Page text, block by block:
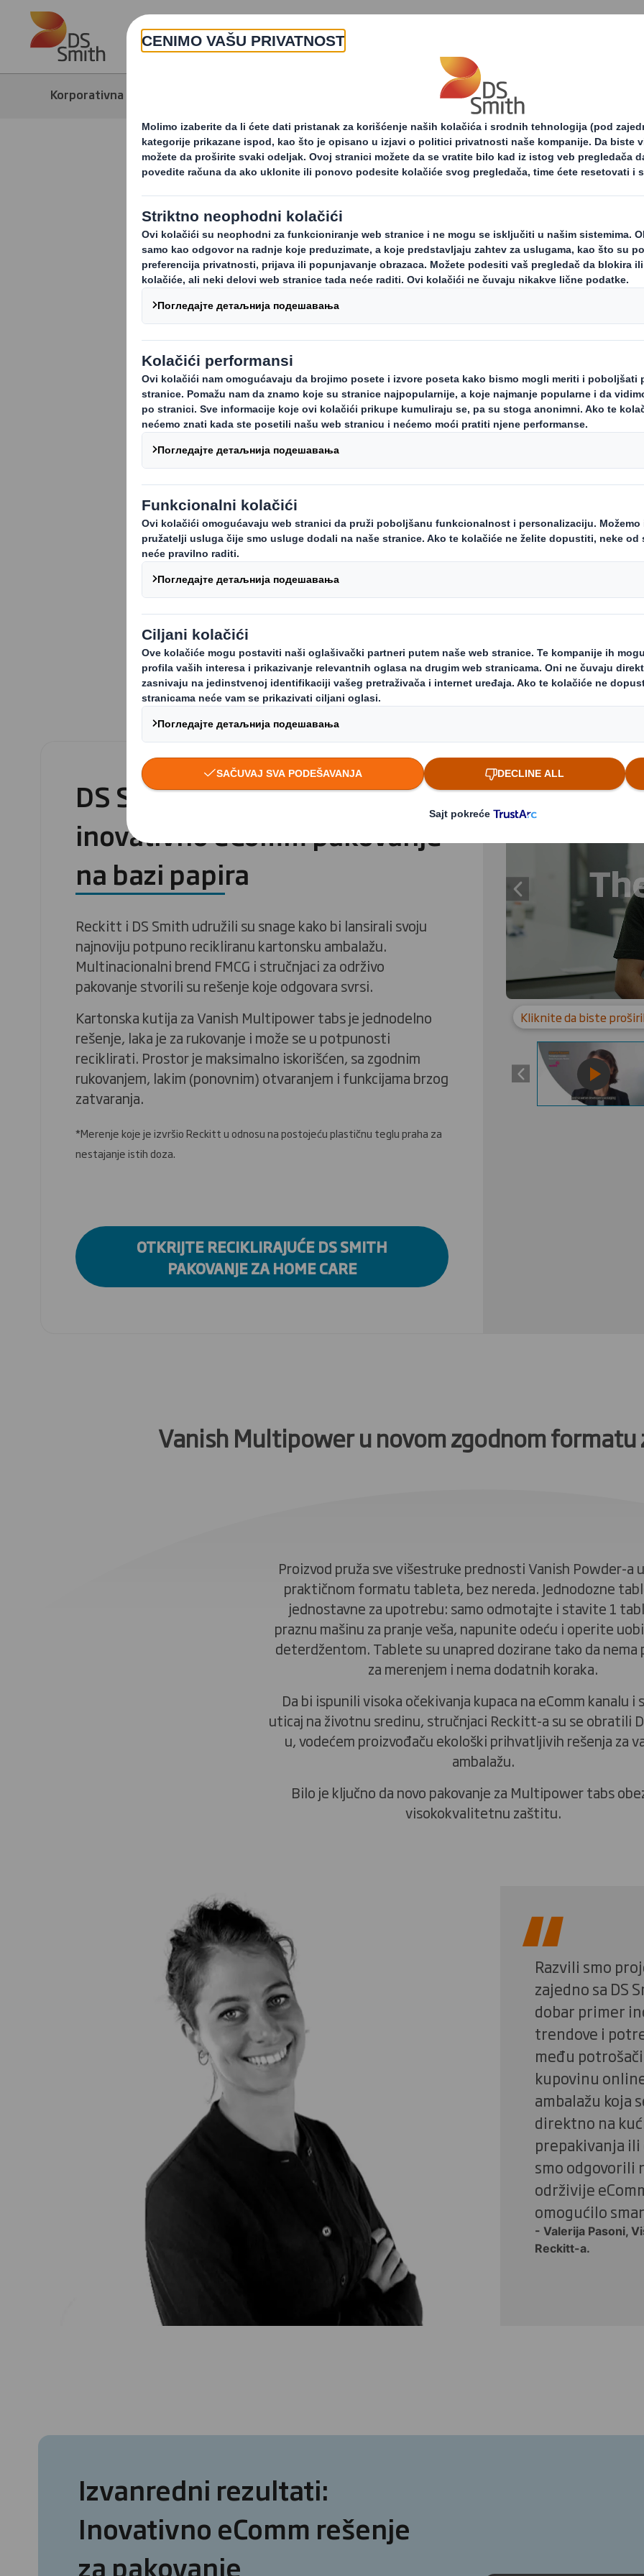
Skip to main content
O nama
Korporativna strana Vesti i saopštenja za štampu Reckitt SR
Otkrijte Vanish Oxi Action
DS Smith i Reckitt razvili
inovativno eComm pakovanje
na bazi papira
Reckitt i DS Smith udružili su snage kako bi lansirali svoju
najnoviju potpuno recikliranu kartonsku ambalažu.
Multinacionalni brend FMCG i stručnjaci za održivo
pakovanje stvorili su rešenje koje odgovara svrsi.
Kartonska kutija za Vanish Multipower tabs je jednodelno
rešenje, laka je za rukovanje i može se u potpunosti
reciklirati. Prostor je maksimalno iskorišćen, sa zgodnim
rukovanjem, lakim (ponovnim) otvaranjem i funkcijama brzog
zatvaranja.
*Merenje koje je izvršio Reckitt u odnosu na postojeću plastičnu teglu praha za
nestajanje istih doza.
OTKRIJTE RECIKLIRAJUĆE DS SMITH
PAKOVANJE ZA HOME CARE
Carousel. Use
Previous slide
Kliknite da biste
Vanish Multipower u novom zgodnom formatu
Proizvod pruža sve višestruke prednosti Vanish Powder-a
praktičnom formatu tableta, bez nereda. Jednodozne
jednostavne za upotrebu: samo odmotajte i stavite 1
praznu mašinu za pranje veša, napunite odeću i operite
deterdžentom. Tablete su unapred dozirane tako da nema
za merenjem i nema dodatnih koraka.
Da bi ispunili visoka očekivanja kupaca na eComm kanalu i
uticaj na životnu sredinu, stručnjaci Reckitt-a su se obratili
u, vodećem proizvođaču ekološki prihvatljivih rešenja za
ambalažu.
Bilo je ključno da novo pakovanje za Multipower tabs
visokokvalitetnu zaštitu.
Razvili smo
zajedno sa DS
dobar primer
trendove i
među
kupovinu
ambalažu koja
direktno na
prepakivanja
smo odgovorili
održivije
omogućilo
- Valerija Pasoni,
Reckitt-a.
Izvanredni rezultati:
Inovativno eComm rešenje
za pakovanje